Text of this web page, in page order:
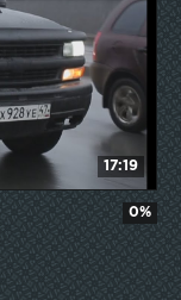
17:19
0%